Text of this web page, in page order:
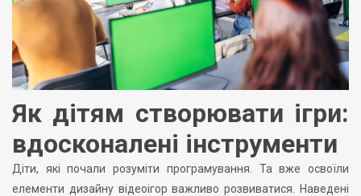
Як дітям створювати ігри:
вдосконалені інструменти
Діти, які почали розуміти програмування. Та вже освоїли
елементи дизайну відеоігор важливо розвиватися. Наведені